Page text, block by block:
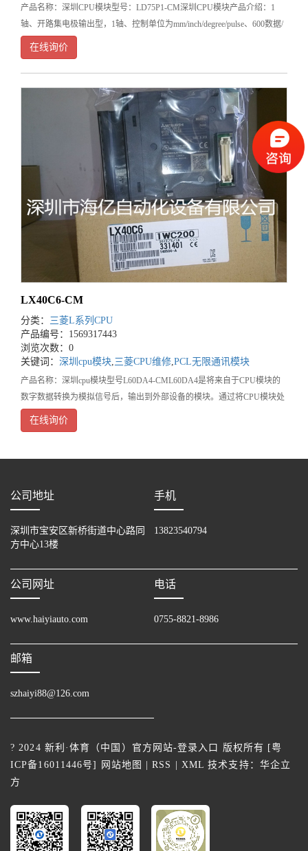
产品名称：深圳CPU模块型号：LD75P1-CM深圳CPU模块产品介绍：1
轴、开路集电极输出型，1轴、控制单位为mm/inch/degree/pulse、600数据/
轴、至大脉冲输出200kpps、40-针脚连接器、开路集电极输出型!深圳市
在线询价
LX40C6-CM
分类： 三菱L系列CPU
产品编号：1569317443
浏览次数：0
关键词： 深圳cpu模块,三菱CPU维修,PCL无限通讯模块
产品名称：深圳cpu模块型号L60DA4-CML60DA4是将来自于CPU模块的
数字数据转换为模拟信号后，输出到外部设备的模块。通过将CPU模块处
理的数据转换为模拟信号，可以将信息传送至变频器等处理设备中。产品
介绍：(1)通过高速转换提高了
在线询价
公司地址
深圳市宝安区新桥街道中心路同
方中心13楼
手机
13823540794
公司网址
www.haiyiauto.com
电话
0755-8821-8986
邮箱
szhaiyi88@126.com
? 2024 新利·体育（中国）官方网站-登录入口 版权所有 [粤
ICP备16011446号] 网站地图 |RSS XML 技术支持： 华企立
方